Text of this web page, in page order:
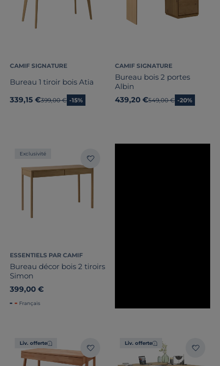
CAMIF SIGNATURE
Bureau 1 tiroir bois Atia
339,15 €Ancien prix
399,00 € -15%
CAMIF SIGNATURE
Bureau bois 2 portes
Albin
439,20 €Ancien prix
549,00 € -20%
Exclusivité
ESSENTIELS PAR CAMIF
Bureau décor bois 2 tiroirs
Simon
399,00 €
Français
Liv. offerte Liv. offerte
Dimension
Profondeur
Stock
Certifications et labels